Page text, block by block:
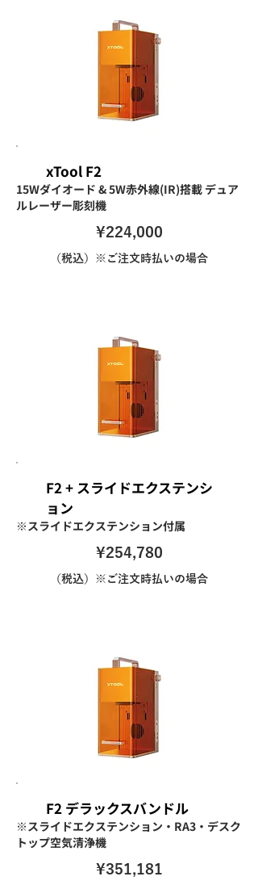
xTool F2
15Wダイオード & 5W赤外線(IR)搭載 デュア
ルレーザー彫刻機
\224,000
（税込）※ご注文時払いの場合
F2 + スライドエクステンシ
ョン
※スライドエクステンション付属
\254,780
（税込）※ご注文時払いの場合
F2 デラックスバンドル
※スライドエクステンション・RA3・デスク
トップ空気清浄機
\351,181